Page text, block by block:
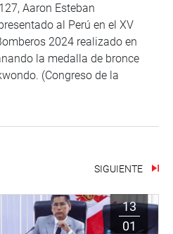
Aaron Esteban
al Perú en el XV
2024 realizado en
la medalla de bronce
(Congreso de la
SIGUIENTE
13
01